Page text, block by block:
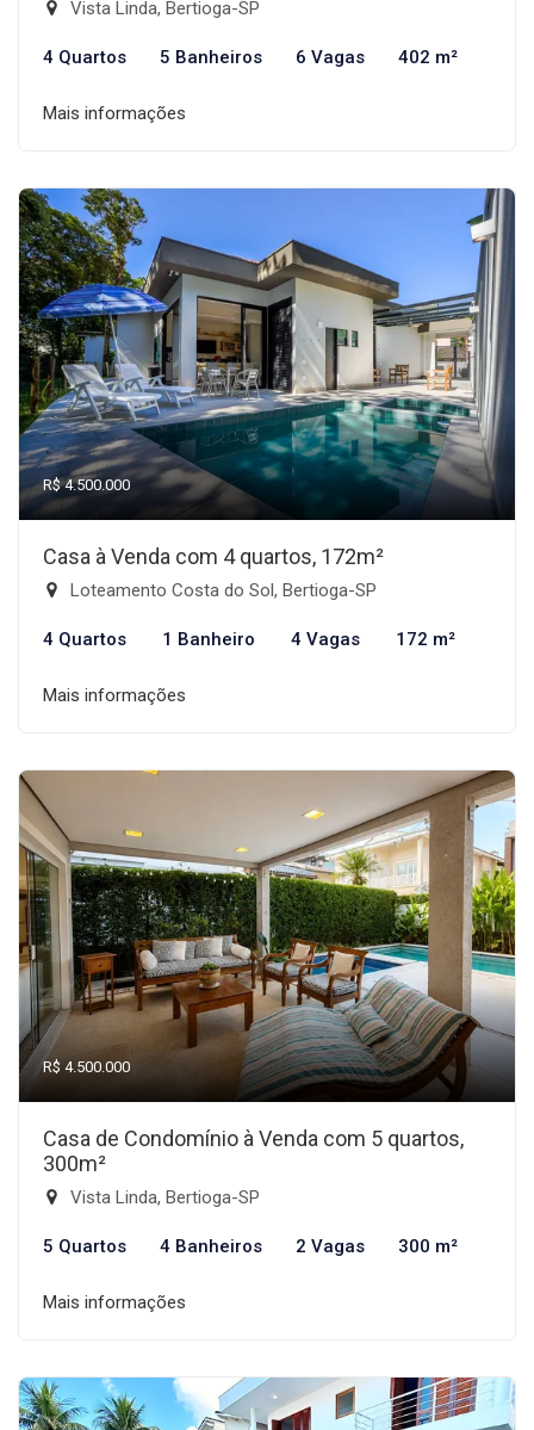
Vista Linda, Bertioga-SP
4 Quartos 5 Banheiros 6 Vagas 402 m²
Mais informações
R$ 4.500.000
Casa à Venda com 4 quartos, 172m²
Loteamento Costa do Sol, Bertioga-SP
4 Quartos 1 Banheiro 4 Vagas 172 m²
Mais informações
R$ 4.500.000
Casa de Condomínio à Venda com 5 quartos,
300m²
Vista Linda, Bertioga-SP
5 Quartos 4 Banheiros 2 Vagas 300 m²
Mais informações